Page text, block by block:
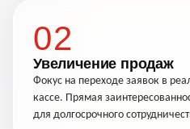
02
Увеличение продаж
Фокус на переходе заявок в
кассе. Прямая
для долгосрочного